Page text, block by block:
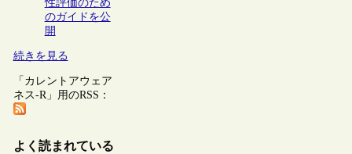
性評価のため
のガイドを公
開
続きを見る
「カレントアウェア
ネス-R」用のRSS：
よく読まれている